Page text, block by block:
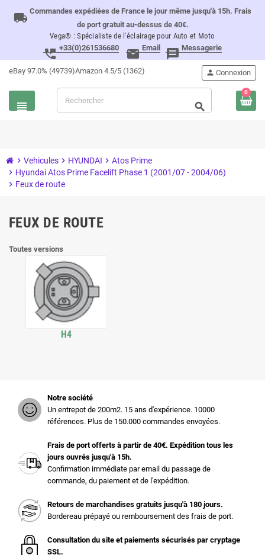
local_shipping Commandes expédiées de France le jour même jusqu'à 15h. Frais
de port gratuit au-dessus de 40€.
Vega® : Spécialiste de l'éclairage pour Auto et Moto
perm_phone_msg +33(0)261536680 email Email message Messagerie
eBay 97.0% (49739)Amazon 4.5/5 (1362)
view_headline
person Connexion
search
0
chevron_right Vehicules chevron_right HYUNDAI chevron_right Atos Prime
chevron_right Hyundai Atos Prime Facelift Phase 1 (2001/07 - 2004/06)
chevron_right Feux de route
FEUX DE ROUTE
Toutes versions
H4
Notre société
Un entrepot de 200m2. 15 ans d'expérience. 10000
références. Plus de 150.000 commandes envoyées.
Frais de port offerts à partir de 40€. Expédition tous les
jours ouvrés jusqu'à 15h.
Confirmation immédiate par email du passage de
commande, du paiement et de l'expédition.
Retours de marchandises gratuits jusqu'à 180 jours.
Bordereau prépayé ou remboursement des frais de port.
Consultation du site et paiements sécurisés par cryptage
SSL.